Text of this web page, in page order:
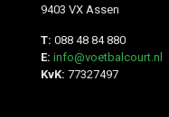
9403 VX Assen
T: 088 48 84 880
E: info@voetbalcourt.nl
KvK: 77327497